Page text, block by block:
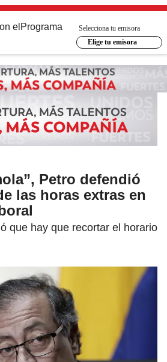
el Programa
Selecciona tu emisora
Elige tu emisora
Petro defendió
las horas extras en
que hay que recortar el horario